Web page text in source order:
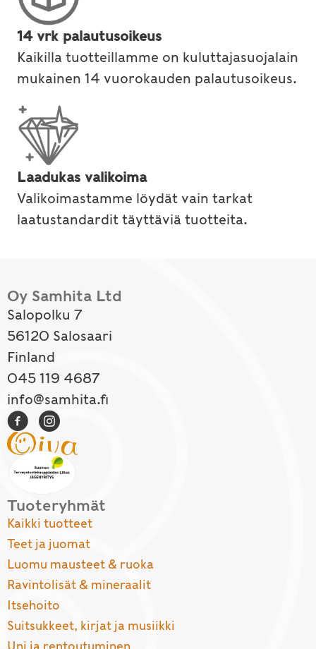
14 vrk palautusoikeus
Kaikilla tuotteillamme on kuluttajasuojalain
mukainen 14 vuorokauden palautusoikeus.
Laadukas valikoima
Valikoimastamme löydät vain tarkat
laatustandardit täyttäviä tuotteita.
Oy Samhita Ltd
Salopolku 7
56120 Salosaari
Finland
045 119 4687
info@samhita.fi
Tuoteryhmät
Kaikki tuotteet
Teet ja juomat
Luomu mausteet & ruoka
Ravintolisät & mineraalit
Itsehoito
Suitsukkeet, kirjat ja musiikki